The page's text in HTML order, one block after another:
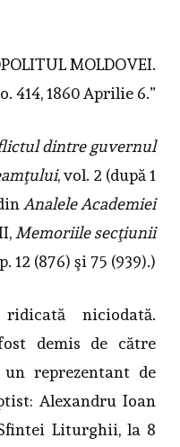
MOLDOVEI.
414, 1860 Aprilie 6.”
dintre guvernul
, vol. 2 (după 1
Analele Academiei
Memoriile secţiunii
p. 12 (876) şi 75 (939).)
niciodată.
demis de către
reprezentant de
Alexandru Ioan
Liturghii, la 8